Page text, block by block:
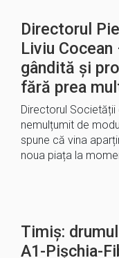
Directorul
Liviu
gândită și
fără prea
Directorul Societății
nemulțumit de
spune că vina
noua piața la
Timiș:
A1-Pișchia-